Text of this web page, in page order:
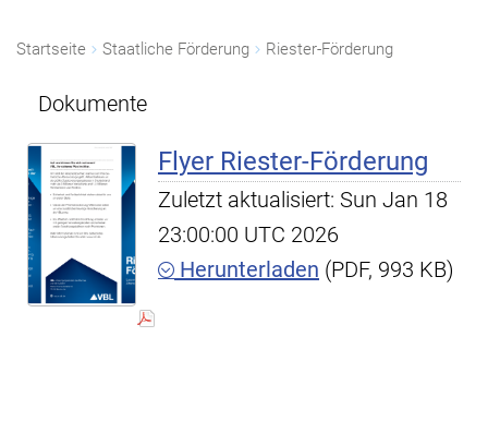
Startseite Staatliche Förderung Riester-Förderung
Dokumente
Flyer Riester-Förderung
Zuletzt aktualisiert: Sun Jan 18
23:00:00 UTC 2026
Herunterladen (PDF, 993 KB)